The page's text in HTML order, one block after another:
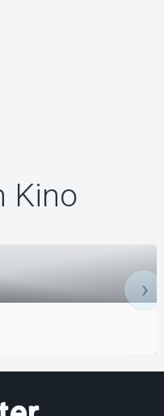
Kino